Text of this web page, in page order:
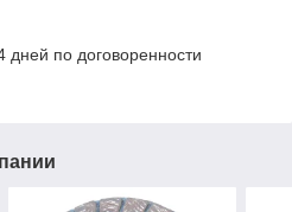
дней по договоренности